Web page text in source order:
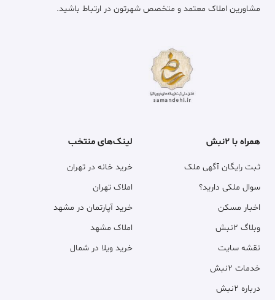
مشاورین املاک معتمد و متخصص شهرتون در ارتباط باشید.
همراه با ۲نبش
ثبت رایگان آگهی ملک
سوال ملکی دارید؟
اخبار مسکن
وبلاگ ۲نبش
نقشه سایت
خدمات ۲نبش
درباره ۲نبش
لینک‌های منتخب
خرید خانه در تهران
املاک تهران
خرید آپارتمان در مشهد
املاک مشهد
خرید ویلا در شمال